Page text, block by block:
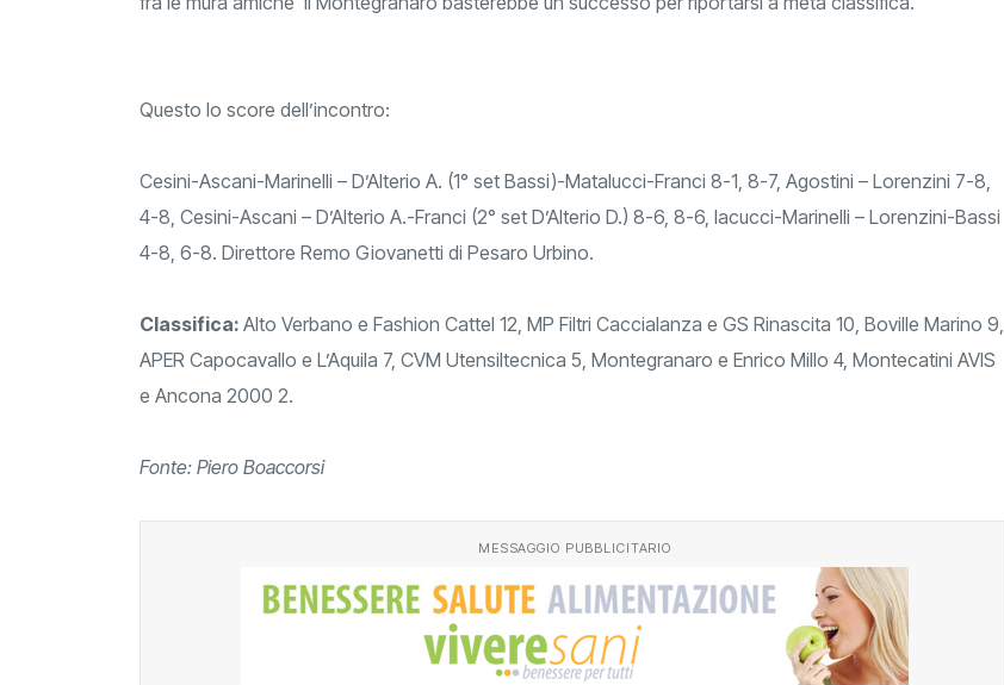
Questo lo score dell’incontro:
Cesini-Ascani-Marinelli – D’Alterio A. (1° set Bassi)-Matalucci-Franci 8-1, 8-7, Agostini – Lorenzini 7-8,
4-8, Cesini-Ascani – D’Alterio A.-Franci (2° set D’Alterio D.) 8-6, 8-6, Iacucci-Marinelli – Lorenzini-Bassi
4-8, 6-8. Direttore Remo Giovanetti di Pesaro Urbino.
Classifica: Alto Verbano e Fashion Cattel 12, MP Filtri Caccialanza e GS Rinascita 10, Boville Marino 9,
APER Capocavallo e L’Aquila 7, CVM Utensiltecnica 5, Montegranaro e Enrico Millo 4, Montecatini AVIS
e Ancona 2000 2.
Fonte: Piero Boaccorsi
MESSAGGIO PUBBLICITARIO